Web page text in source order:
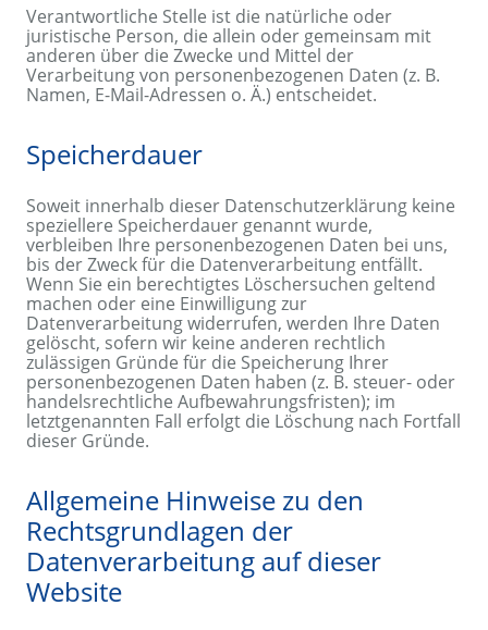
Verantwortliche Stelle ist die natürliche oder
juristische Person, die allein oder gemeinsam mit
anderen über die Zwecke und Mittel der
Verarbeitung von personenbezogenen Daten (z. B.
Namen, E-Mail-Adressen o. Ä.) entscheidet.
Speicherdauer
Soweit innerhalb dieser Datenschutzerklärung keine
speziellere Speicherdauer genannt wurde,
verbleiben Ihre personenbezogenen Daten bei uns,
bis der Zweck für die Datenverarbeitung entfällt.
Wenn Sie ein berechtigtes Löschersuchen geltend
machen oder eine Einwilligung zur
Datenverarbeitung widerrufen, werden Ihre Daten
gelöscht, sofern wir keine anderen rechtlich
zulässigen Gründe für die Speicherung Ihrer
personenbezogenen Daten haben (z. B. steuer- oder
handelsrechtliche Aufbewahrungsfristen); im
letztgenannten Fall erfolgt die Löschung nach Fortfall
dieser Gründe.
Allgemeine Hinweise zu den
Rechtsgrundlagen der
Datenverarbeitung auf dieser
Website